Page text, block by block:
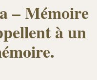
– Mémoire
à un